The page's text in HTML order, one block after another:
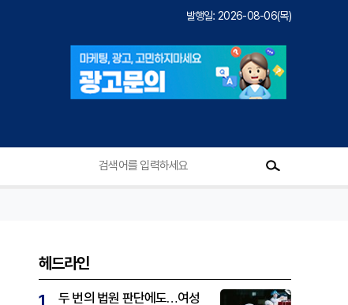
발행일: 2026-08-06(목)
헤드라인
1
두 번의 법원 판단에도…여성